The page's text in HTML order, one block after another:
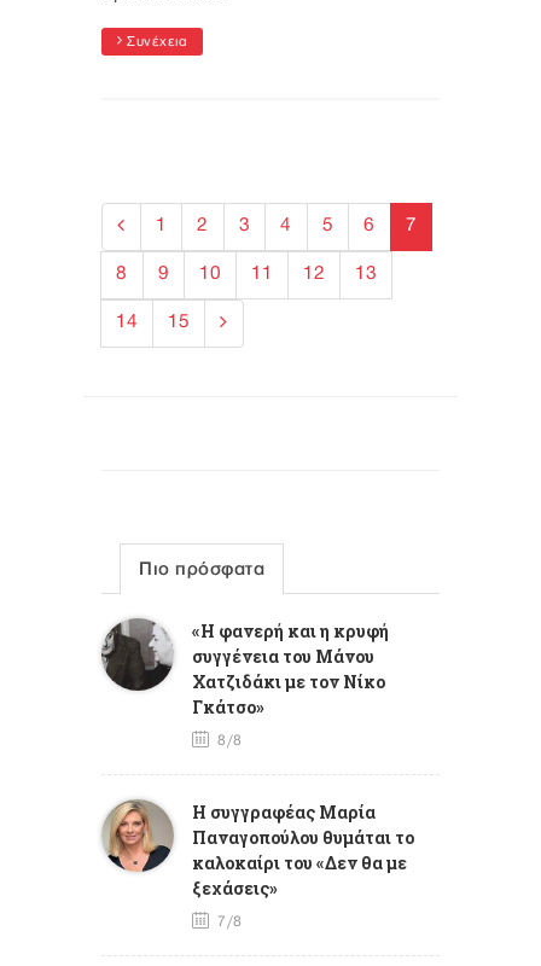
Συνέχεια
1 2 3 4 5 6 7
8 9 10 11 12 13
14 15
Πιο πρόσφατα
«Η φανερή και η κρυφή
συγγένεια του Μάνου
Χατζιδάκι με τον Νίκο
Γκάτσο»
8/8
Η συγγραφέας Μαρία
Παναγοπούλου θυμάται το
καλοκαίρι του «Δεν θα με
ξεχάσεις»
7/8